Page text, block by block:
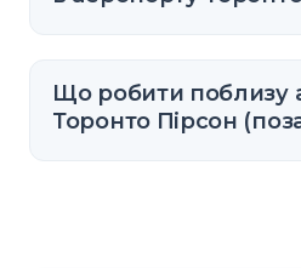
Що робити поблизу
Торонто Пірсон